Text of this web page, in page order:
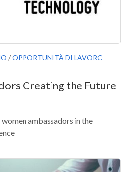
/OPPORTUNITÀ DI LAVORO
Creating the Future
ambassadors in the